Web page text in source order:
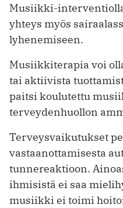
Musiikki-
yhteys myös
lyhenemiseen.
Musiikkiterapia voi
tai aktiivista
paitsi koulutettu
terveydenhuollon
Terveysvaikutukset
vastaanottamisesta
tunnereaktioon.
ihmisistä ei saa
musiikki ei toimi